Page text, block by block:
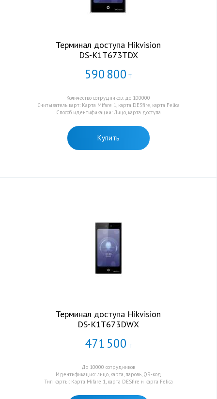
Терминал доступа Hikvision
DS-K1T673TDX
590 800 Т
Количество сотрудников: до 100000
Считыватель карт: Карта Mifare 1, карта DESfire, карта Felica
Способ идентификации: Лицо, карта доступа
Купить
Терминал доступа Hikvision
DS-K1T673DWX
471 500 Т
До 10000 сотрудников
Идентификация: лицо, карта, пароль, QR-код
Тип карты: Карта Mifare 1, карта DESfire и карта Felica